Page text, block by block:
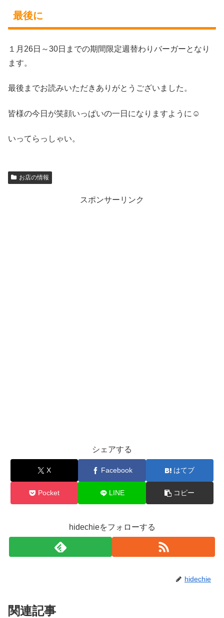
最後に
１月26日～30日までの期間限定週替わりバーガーとなり
ます。
最後までお読みいただきありがとうございました。
皆様の今日が笑顔いっぱいの一日になりますように☺
いってらっしゃい。
お店の情報
スポンサーリンク
シェアする
X Facebook はてブ
Pocket LINE コピー
hidechieをフォローする
hidechie
関連記事